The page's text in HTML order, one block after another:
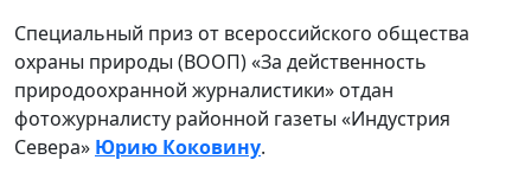
Специальный приз от всероссийского общества
охраны природы (ВООП) «За действенность
природоохранной журналистики» отдан
фотожурналисту районной газеты «Индустрия
Севера» Юрию Коковину.